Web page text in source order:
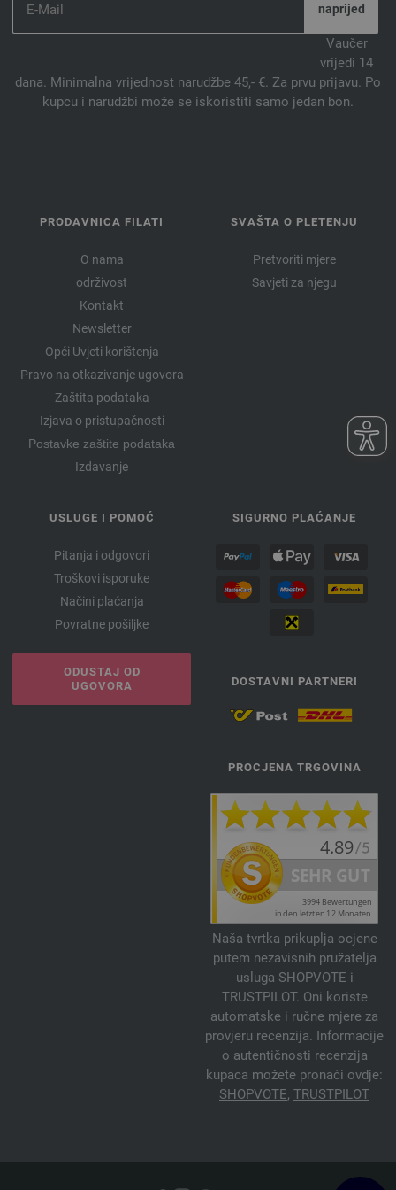
48-koral | EAN: 4033493256551
51-žuto | EAN: 4033493277501
52-Azaleja crvena | EAN: 4033493277518
57-blijedo ljubičasta | EAN: 4033493297158
58-pastelne Plava | EAN: 4033493297165
59-resedazeleno | EAN: 4033493318181
60-narančasta | EAN: 4033493318198
61-fuksija | EAN: 4033493318204
62-Hrđa smeđa | EAN: 4033493318211
63-deva | EAN: 4033493318228
64-tamno oliv | EAN: 4033493318235
65-Svijetla maslina | EAN: 4033493318242
66-roze | EAN: 4033493340250
67-Stara ružičasta | EAN: 4033493340267
69-Ljubičasto plava | EAN: 4033493340281
71-Svijetlo limeta zelena | EAN: 4033493340304
72-svjetlo bež | EAN: 4033493340311
73-opal zelena | EAN: 4033493361330
76-ljubičasta | EAN: 4033493361361
77-Crno vino | EAN: 4033493383776
86-nebesko plavetnilo | EAN: 4033493403917
Vaučer
vrijedi 14
dana. Minimalna vrijednost narudžbe 45,- €. Za prvu prijavu. Po
kupcu i narudžbi može se iskoristiti samo jedan bon.
PRODAVNICA FILATI
O nama
održivost
Kontakt
Newsletter
Opći Uvjeti korištenja
Pravo na otkazivanje ugovora
Zaštita podataka
Izjava o pristupačnosti
Postavke zaštite podataka
Izdavanje
SVAŠTA O PLETENJU
Pretvoriti mjere
Savjeti za njegu
USLUGE I POMOĆ
Pitanja i odgovori
Troškovi isporuke
Načini plaćanja
Povratne pošiljke
ODUSTAJ OD
UGOVORA
SIGURNO PLAĆANJE
DOSTAVNI PARTNERI
PROCJENA TRGOVINA
Naša tvrtka prikuplja ocjene
putem nezavisnih pružatelja
usluga SHOPVOTE i
TRUSTPILOT. Oni koriste
automatske i ručne mjere za
provjeru recenzija. Informacije
o autentičnosti recenzija
kupaca možete pronaći ovdje:
SHOPVOTE, TRUSTPILOT